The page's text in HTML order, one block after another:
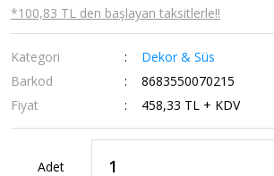
*100,83 TL den başlayan taksitlerle!!
Kategori
Dekor & Süs
Barkod
8683550070215
Fiyat
458,33 TL + KDV
Adet